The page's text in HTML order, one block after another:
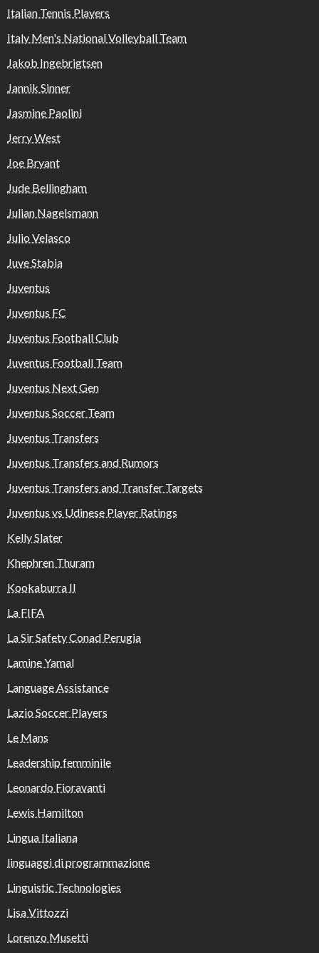
Italian Tennis Players
Italy Men's National Volleyball Team
Jakob Ingebrigtsen
Jannik Sinner
Jasmine Paolini
Jerry West
Joe Bryant
Jude Bellingham
Julian Nagelsmann
Julio Velasco
Juve Stabia
Juventus
Juventus FC
Juventus Football Club
Juventus Football Team
Juventus Next Gen
Juventus Soccer Team
Juventus Transfers
Juventus Transfers and Rumors
Juventus Transfers and Transfer Targets
Juventus vs Udinese Player Ratings
Kelly Slater
Khephren Thuram
Kookaburra II
La FIFA
La Sir Safety Conad Perugia
Lamine Yamal
Language Assistance
Lazio Soccer Players
Le Mans
Leadership femminile
Leonardo Fioravanti
Lewis Hamilton
Lingua Italiana
linguaggi di programmazione
Linguistic Technologies
Lisa Vittozzi
Lorenzo Musetti